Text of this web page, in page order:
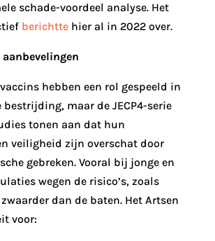
schade-voordeel analyse. Het
berichttehier al in 2022 over.
vaccins hebben een rol gespeeld in
bestrijding, maar de JECP4-serie
tonen aan dat hun
veiligheid zijn overschat door
gebreken. Vooral bij jonge en
wegen de risico’s, zoals
dan de baten. Het Artsen
voor: